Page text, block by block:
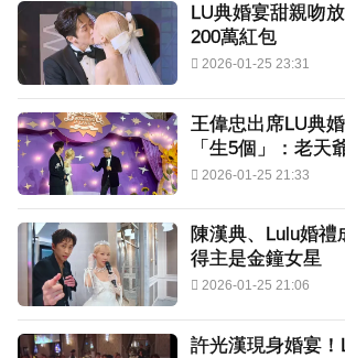
LU典婚宴甜親吻
200萬紅包
2026-01-25 23:31
王偉忠出席LU典
「生5個」：老天
2026-01-25 21:33
陳漢典、Lulu婚
得主是金鐘女星
2026-01-25 21:06
許光漢現身婚宴